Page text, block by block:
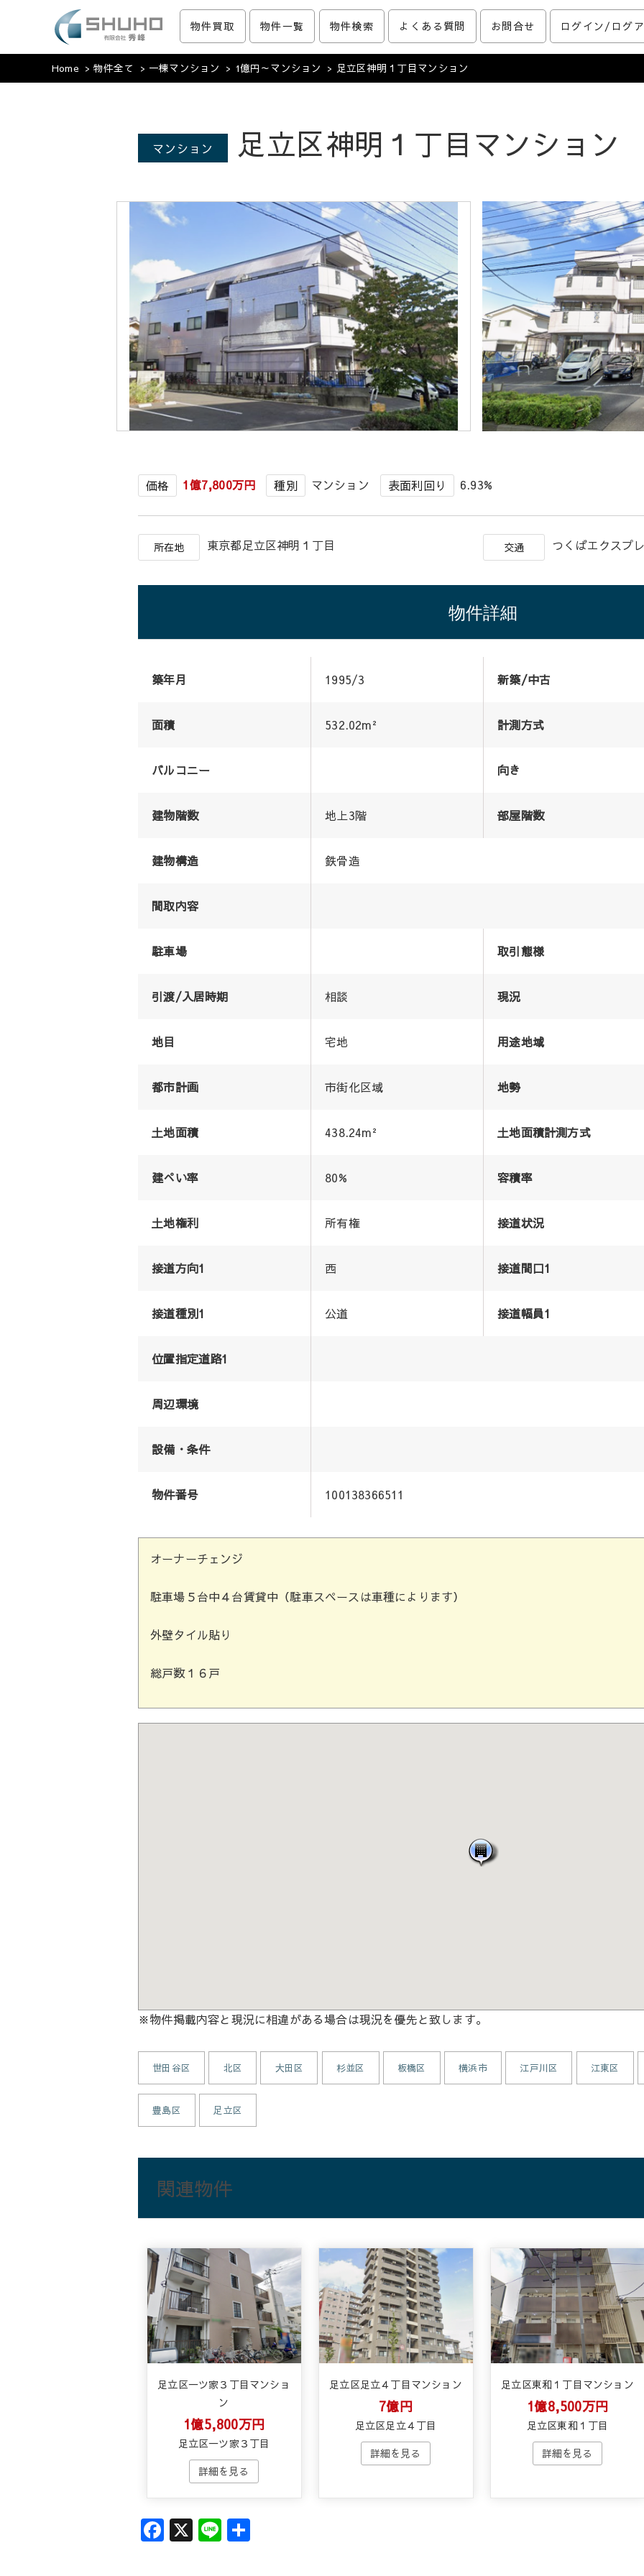
収益物件の事なら｜有限会社秀峰
収益物件を購入する。利回りや価格等で絞り込み可能。収益物件・利回り物件に関することはいつでもご相談ください。長年の不動産投資の経験と
す。
物件買取 物件一覧 物件検索 よくある質問 お問合せ ログイン/ログ
Home 物件全て 一棟マンション 1億円～マンション 足立区神明１丁目マンション
マンション 足立区神明１丁目マンション
価格 1億7,800万円 種別 マンション 表面利回り 6.93%
所在地 東京都足立区神明１丁目 交通 つくばエクスプ
物件詳細
築年月 1995/3 新築/中古
面積 532.02m² 計測方式
バルコニー 向き
建物階数 地上3階 部屋階数
建物構造 鉄骨造
間取内容
駐車場 取引態様
引渡/入居時期 相談 現況
地目 宅地 用途地域
都市計画 市街化区域 地勢
土地面積 438.24m² 土地面積計測方式
建ぺい率 80% 容積率
土地権利 所有権 接道状況
接道方向1 西 接道間口1
接道種別1 公道 接道幅員1
位置指定道路1
周辺環境
設備・条件
物件番号 100138366511
オーナーチェンジ
駐車場５台中４台賃貸中（駐車スペースは車種によります）
外壁タイル貼り
総戸数１６戸
※物件掲載内容と現況に相違がある場合は現況を優先と致します。
世田谷区 北区 大田区 杉並区 板橋区 横浜市 江戸川区 江東区
豊島区 足立区
関連物件
足立区一ツ家３丁目マンショ
ン
1億5,800万円
足立区一ツ家３丁目
足立区足立４丁目マンション
7億円
足立区足立４丁目
足立区東和１丁目マンション
1億8,500万円
足立区東和１丁目
F X Li